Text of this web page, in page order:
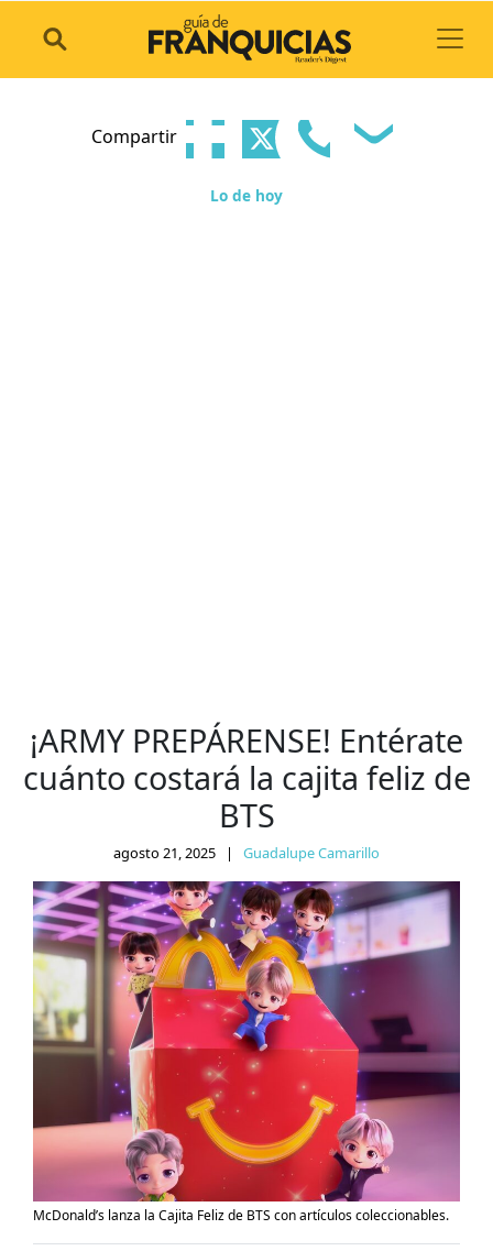
Compartir
Lo de hoy
¡ARMY PREPÁRENSE! Entérate
cuánto costará la cajita feliz de
BTS
agosto 21, 2025 | Guadalupe Camarillo
McDonald’s lanza la Cajita Feliz de BTS con artículos coleccionables.